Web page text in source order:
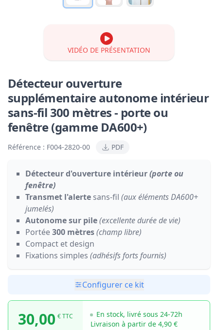
VIDÉO DE PRÉSENTATION
Détecteur ouverture
supplémentaire autonome intérieur
sans-fil 300 mètres - porte ou
fenêtre (gamme DA600+)
Référence : F004-2820-00 PDF
Détecteur d'ouverture intérieur(porte ou
fenêtre)
Transmet l'alerte sans-fil (aux éléments DA600+
jumelés)
Autonome sur pile(excellente durée de vie)
Portée300 mètres(champ libre)
Compact et design
Fixations simples (adhésifs forts fournis)
Configurer ce kit
30,00 € TTC
En stock, livré sous 24-72h
Livraison à partir de 4,90 €